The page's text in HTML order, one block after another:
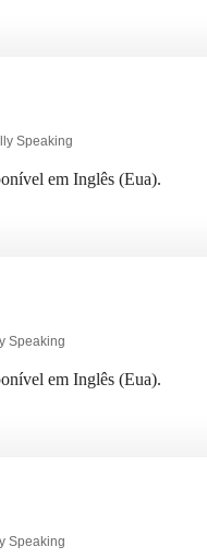
Speaking
em Inglês (Eua).
Speaking
em Inglês (Eua).
Speaking